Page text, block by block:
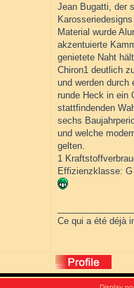
Jean Bugatti, der
Material wurde
akzentuierte
genietete Naht
Chiron1 deutlich
und werden durch
runde Heck in ein
stattfindenden
sechs
und welche
gelten.
1
Effizienzklasse: G
Ce qui a été déjà